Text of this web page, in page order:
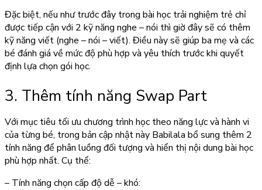
Đặc biệt, nếu như trước đây trong bài học trải nghiệm trẻ chỉ
được tiếp cận với 2 kỹ năng nghe – nói thì giờ đây sẽ có thêm
kỹ năng viết (nghe – nói – viết). Điều này sẽ giúp ba mẹ và các
bé đánh giá về mức độ phù hợp và yêu thích trước khi quyết
định lựa chọn gói học.
3. Thêm tính năng Swap Part
Với mục tiêu tối ưu chương trình học theo năng lực và hành vi
của từng bé, trong bản cập nhật này Babilala bổ sung thêm 2
tính năng để phân luồng đối tượng và hiển thị nội dung bài học
phù hợp nhất. Cụ thể:
– Tính năng chọn cấp độ dễ – khó: